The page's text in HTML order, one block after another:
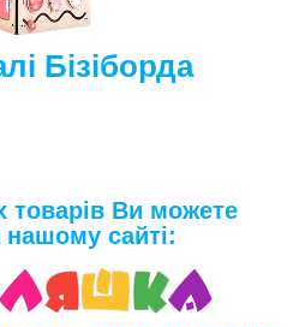
Бізіборда
товарів Ви можете
нашому сайті: